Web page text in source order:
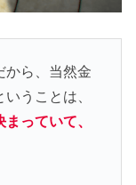
から、当然金
うことは、
っていて、